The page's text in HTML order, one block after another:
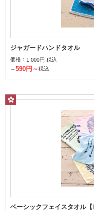
ジャガードハンドタオル
価格： 1,000円 税込
→590円～税込
ベーシックフェイスタオル【